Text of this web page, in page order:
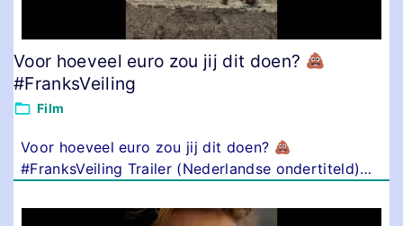
Voor hoeveel euro zou jij dit doen?
#FranksVeiling
Film
Voor hoeveel euro zou jij dit doen?
#FranksVeiling Trailer (Nederlandse ondertiteld)…